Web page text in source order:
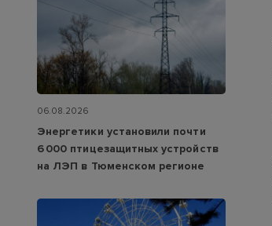
06.08.2026
Энергетики установили почти
6 000 птицезащитных устройств
на ЛЭП в Тюменском регионе